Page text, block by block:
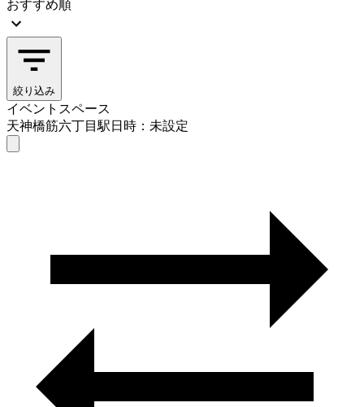
おすすめ順
絞り込み
イベントスペース
天神橋筋六丁目駅日時：未設定